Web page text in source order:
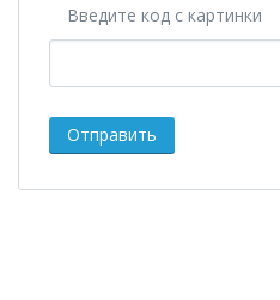
Введите код с картинки